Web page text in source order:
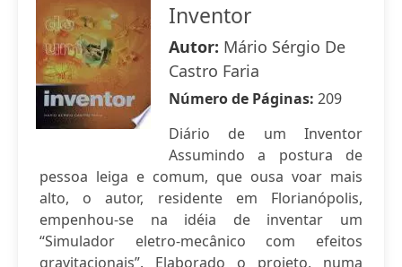
Inventor
Autor: Mário Sérgio De
Castro Faria
Número de Páginas: 209
Diário de um Inventor
Assumindo a postura de
pessoa leiga e comum, que ousa voar mais
alto, o autor, residente em Florianópolis,
empenhou-se na idéia de inventar um
“Simulador eletro-mecânico com efeitos
gravitacionais”. Elaborado o projeto, numa